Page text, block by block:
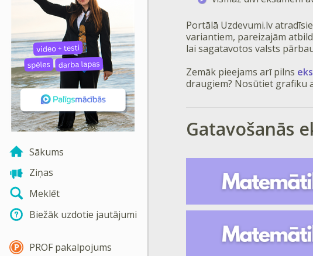
Sākums
Ziņas
Meklēt
Biežāk uzdotie jautājumi
PROF pakalpojums
Portālā Uzdevumi.lv
variantiem, pareizajām
lai sagatavotos valsts
Zemāk pieejams arī pilns
draugiem? Nosūtiet grafiku
Gatavošanās